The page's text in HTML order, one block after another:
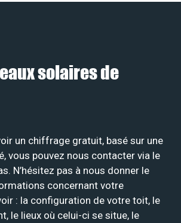
solaires de
un chiffrage gratuit, basé sur une
vous pouvez nous contacter via le
N’hésitez pas à nous donner le
concernant votre
: la configuration de votre toit, le
le lieux où celui-ci se situe, le